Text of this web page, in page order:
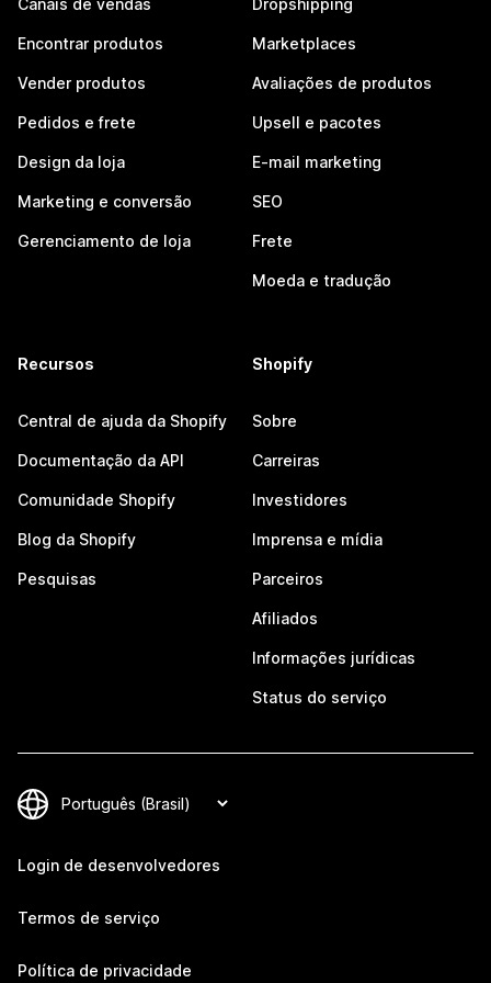
Canais de vendas
Encontrar produtos
Vender produtos
Pedidos e frete
Design da loja
Marketing e conversão
Gerenciamento de loja
Dropshipping
Marketplaces
Avaliações de produtos
Upsell e pacotes
E-mail marketing
SEO
Frete
Moeda e tradução
Recursos
Central de ajuda da Shopify
Documentação da API
Comunidade Shopify
Blog da Shopify
Pesquisas
Shopify
Sobre
Carreiras
Investidores
Imprensa e mídia
Parceiros
Afiliados
Informações jurídicas
Status do serviço
Login de desenvolvedores
Termos de serviço
Política de privacidade